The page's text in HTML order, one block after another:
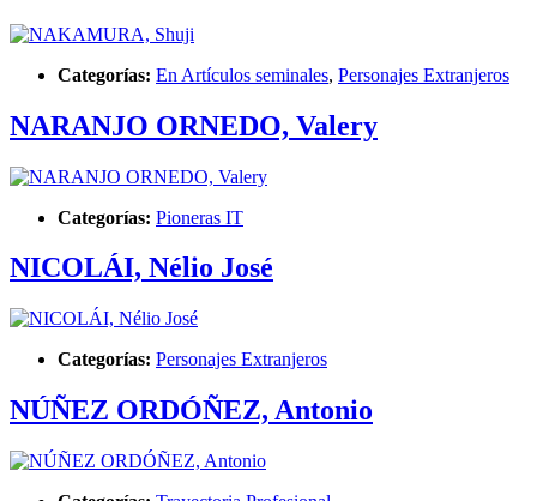
Categorías: En Artículos seminales, Personajes Extranjeros
NARANJO ORNEDO, Valery
Categorías: Pioneras IT
NICOLÁI, Nélio José
Categorías: Personajes Extranjeros
NÚÑEZ ORDÓÑEZ, Antonio